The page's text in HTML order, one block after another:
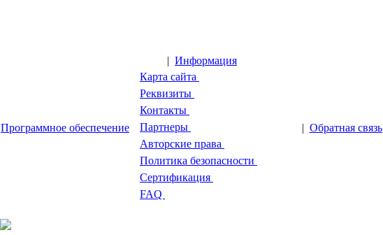
Программное обеспечение
| Информация
Карта сайта
Реквизиты
Контакты
Партнеры
Авторские права
Политика безопасности
Сертификация
FAQ
| Обратная связь